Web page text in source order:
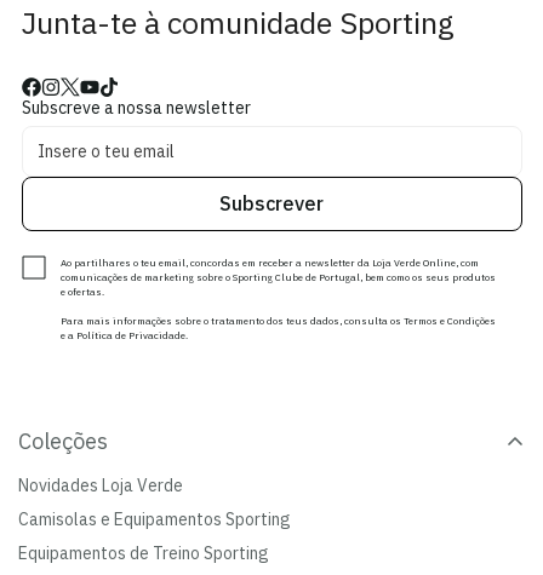
Junta-te à comunidade Sporting
Subscreve a nossa newsletter
Subscrever
Ao partilhares o teu email, concordas em receber a newsletter da Loja Verde Online, com
comunicações de marketing sobre o Sporting Clube de Portugal, bem como os seus produtos
e ofertas.
Para mais informações sobre o tratamento dos teus dados, consulta os Termos e Condições
e a Política de Privacidade.
Coleções
Novidades Loja Verde
Camisolas e Equipamentos Sporting
Equipamentos de Treino Sporting